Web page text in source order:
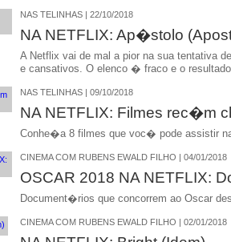
NAS TELINHAS | 22/10/2018
NA NETFLIX: Ap�stolo
A Netflix vai de mal a pior na sua tentativa
e cansativos. O elenco � fraco e o
NAS TELINHAS | 09/10/2018
NA NETFLIX: Filmes rec�m
Conhe�a 8 filmes que voc� pode assistir
CINEMA COM RUBENS EWALD FILHO | 04/01/2018
OSCAR 2018 NA NETFLIX:
Document�rios que concorrem ao Oscar
CINEMA COM RUBENS EWALD FILHO | 02/01/2018